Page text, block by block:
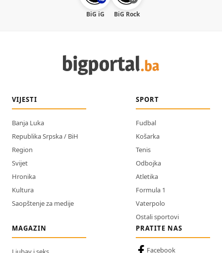
BiG iG BiG Rock
VIJESTI
Banja Luka
Republika Srpska / BiH
Region
Svijet
Hronika
Kultura
Saopštenje za medije
SPORT
Fudbal
Košarka
Tenis
Odbojka
Atletika
Formula 1
Vaterpolo
Ostali sportovi
MAGAZIN
PRATITE NAS
Facebook